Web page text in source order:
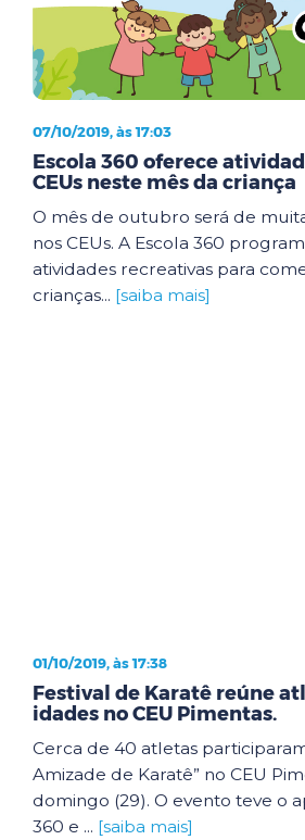
07/10/2019, às 17:03
Escola 360 oferece
CEUs neste mês da criança
O mês de outubro será de
nos CEUs. A Escola 360
atividades recreativas para
crianças... [saiba mais]
01/10/2019, às 17:38
Festival de Karatê reúne
idades no CEU Pimentas.
Cerca de 40 atletas
Amizade de Karatê” no CEU
domingo (29). O evento teve o
360 e ... [saiba mais]